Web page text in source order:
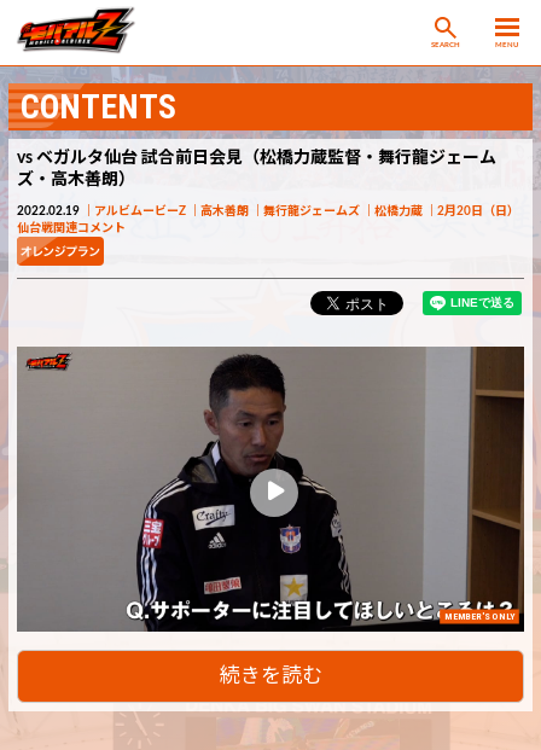
SEARCH MENU
CONTENTS
vs ベガルタ仙台 試合前日会見（松橋力蔵監督・舞行龍ジェーム
ズ・高木善朗）
2022.02.19 アルビムービーZ 高木善朗 舞行龍ジェームズ 松橋力蔵
2月20日（日）
仙台戦関連コメント
MEMBER'S ONLY
続きを読む